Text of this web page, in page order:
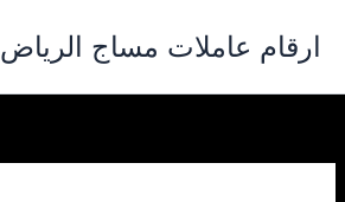
المحتوى
ارقام عاملات مساج الرياض